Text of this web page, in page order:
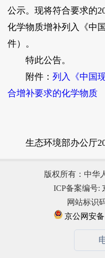
公示。现将符合要求的
化学物质增补列入《中
件）。
特此公告。
附件： 列入《中国
合增补要求的化学物质
生态环境部办公厅
版权所有：中华
ICP备案编号:
网站标识
京公网安备